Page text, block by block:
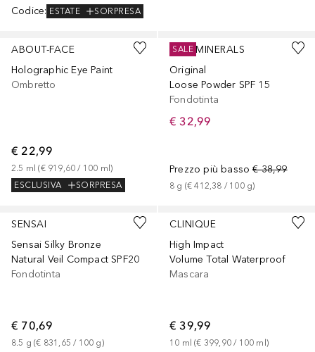
Codice: ESTATE SORPRESA
ABOUT-FACE
Holographic Eye Paint
Ombretto
€ 22,99
2.5 ml (€ 919,60 / 100 ml)
ESCLUSIVA
SORPRESA
+5
BAREMINERALS
Original
Loose Powder SPF 15
Fondotinta
€ 32,99
Prezzo più basso € 38,99
8 g (€ 412,38 / 100 g)
SALE
SENSAI
Sensai Silky Bronze
Natural Veil Compact SPF20
Fondotinta
€ 70,69
8.5 g (€ 831,65 / 100 g)
CLINIQUE
High Impact
Volume Total Waterproof
Mascara
€ 39,99
10 ml (€ 399,90 / 100 ml )